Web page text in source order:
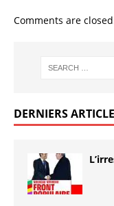
Comments are
DERNIERS